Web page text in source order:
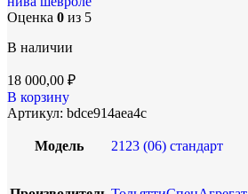
Оценка 0 из 5
В наличии
18 000,00 ₽
В корзину
Артикул: bdce914aea4c
Модель 2123 (06) стандарт